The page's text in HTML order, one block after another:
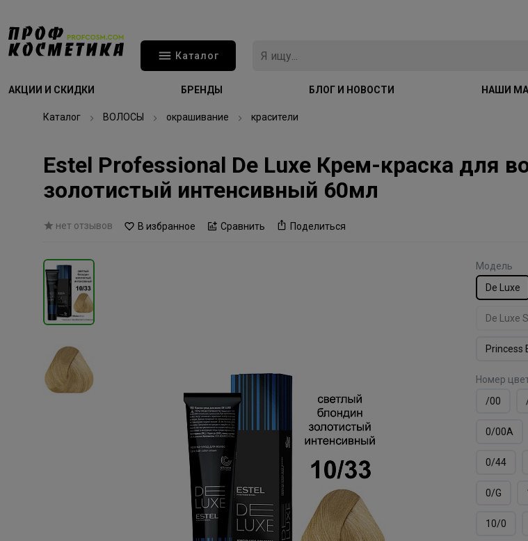
Каталог
АКЦИИ И СКИДКИ БРЕНДЫ БЛОГ И НОВОСТИ НАШИ
Каталог ВОЛОСЫ окрашивание красители
Estel Professional De Luxe Крем-краска для
золотистый интенсивный 60мл
нет отзывов В избранное Сравнить Поделиться
Модель
De Luxe
De Luxe
Princess
Номер
/00
0/00А
0/44
0/G
10/0